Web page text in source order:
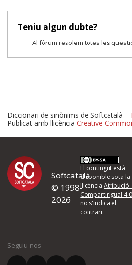
Teniu algun dubte?
Al fòrum resolem totes les
Proposeu-
d'errors
Si heu trobat un error o voleu
quina és la millora que proposeu o
Diccionari de sinònims de Softcatalà –
Publicat amb llicència Creative
Softcatalà
© 1998-
2026
El contingut està
disponible sota la
llicènciaAtribució -
CompartirIgual 4.0
no s'indica el
contrari.
Seguiu-nos